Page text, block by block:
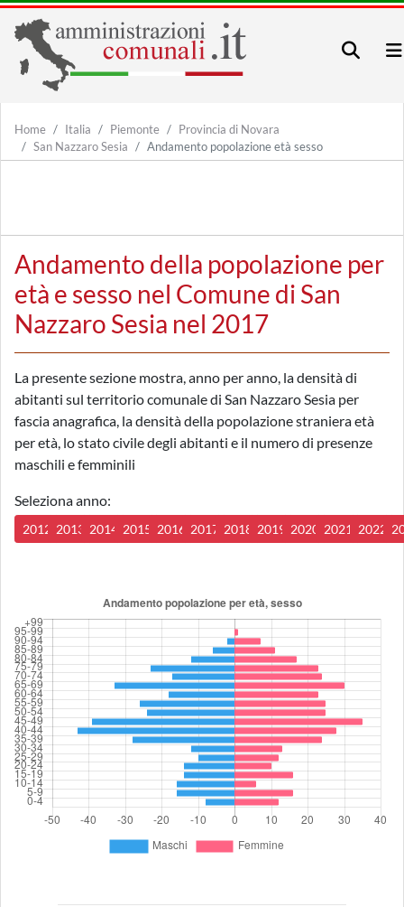
Home Italia Piemonte
Provincia di Novara
San Nazzaro Sesia
Andamento popolazione età sesso
Andamento della popolazione per
età e sesso nel Comune di San
Nazzaro Sesia nel 2017
La presente sezione mostra, anno per anno, la densità di
abitanti sul territorio comunale di San Nazzaro Sesia per
fascia anagrafica, la densità della popolazione straniera età
per età, lo stato civile degli abitanti e il numero di presenze
maschili e femminili
Seleziona anno:
2012 2013 2014 2015 2016 2017 2018 2019 2020 2021 2022